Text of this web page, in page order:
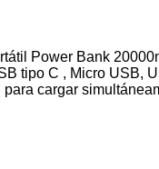
Power Bank
tipo C , Micro USB,
cargar